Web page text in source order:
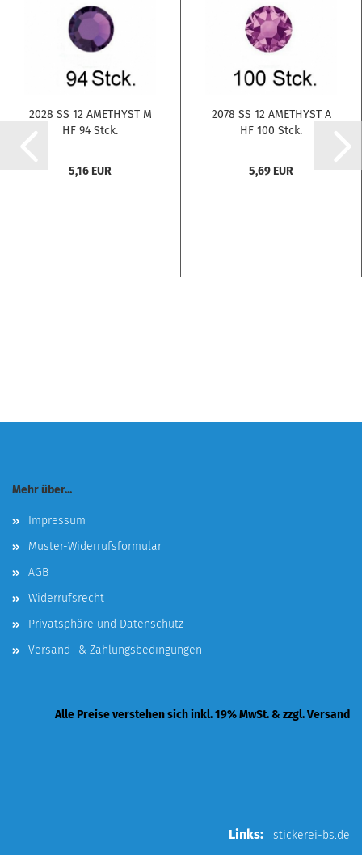
2028 SS 12 AMETHYST M
HF 94 Stck.
5,16 EUR
2078 SS 12 AMETHYST A
HF 100 Stck.
5,69 EUR
Mehr über...
Impressum
Muster-Widerrufsformular
AGB
Widerrufsrecht
Privatsphäre und Datenschutz
Versand- & Zahlungsbedingungen
Alle Preise verstehen sich inkl. 19% MwSt. & zzgl. Versand
Links: stickerei-bs.de